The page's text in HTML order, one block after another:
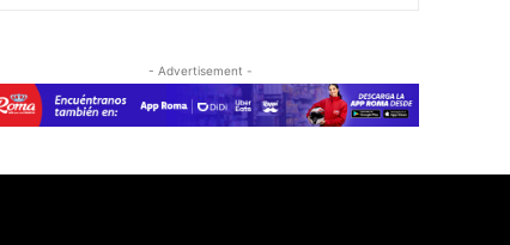
- Advertisement -